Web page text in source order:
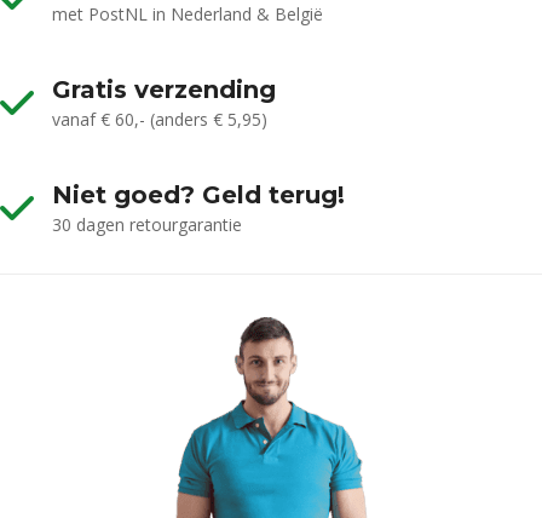
met PostNL in Nederland & België
Gratis verzending
vanaf € 60,- (anders € 5,95)
Niet goed? Geld terug!
30 dagen retourgarantie